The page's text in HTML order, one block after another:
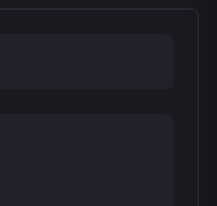
Справедливости, в